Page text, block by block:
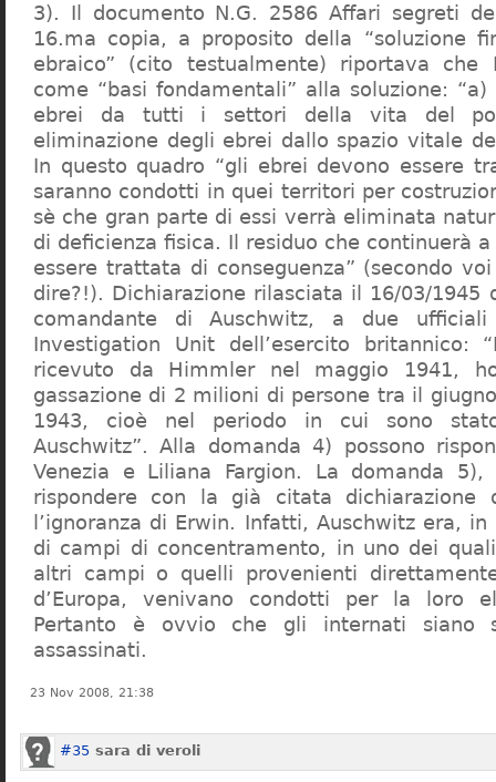
3). Il documento N.G. 2586 Affari segreti
16.ma copia, a proposito della “soluzione
ebraico” (cito testualmente) riportava che
come “basi fondamentali” alla soluzione:
ebrei da tutti i settori della vita del
eliminazione degli ebrei dallo spazio vitale
In questo quadro “gli ebrei devono essere
saranno condotti in quei territori per
sè che gran parte di essi verrà eliminata
di deficienza fisica. Il residuo che continuerà
essere trattata di conseguenza” (secondo
dire?!). Dichiarazione rilasciata il 16/03/1945
comandante di Auschwitz, a due
Investigation Unit dell’esercito britannico:
ricevuto da Himmler nel maggio 1941,
gassazione di 2 milioni di persone tra il
1943, cioè nel periodo in cui sono
Auschwitz”. Alla domanda 4) possono
Venezia e Liliana Fargion. La domanda
rispondere con la già citata dichiarazione
l’ignoranza di Erwin. Infatti, Auschwitz era,
di campi di concentramento, in uno dei
altri campi o quelli provenienti
d’Europa, venivano condotti per la loro
Pertanto è ovvio che gli internati siano
assassinati.
23 Nov 2008, 21:38
#35 sara di veroli